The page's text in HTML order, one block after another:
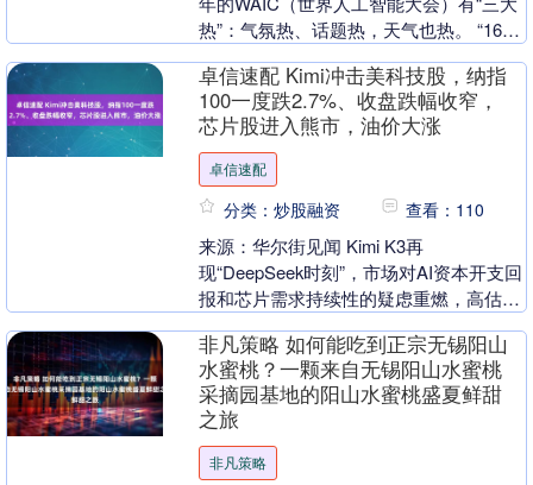
热”：气氛热、话题热，天气也热。 “168
元一张的门票早早就卖完了，899元的....
卓信速配 Kimi冲击美科技股，纳指
100一度跌2.7%、收盘跌幅收窄，
芯片股进入熊市，油价大涨
卓信速配
分类：炒股融资 查看：110
来源：华尔街见闻 Kimi K3再
现“DeepSeek时刻”，市场对AI资本开支回
报和芯片需求持续性的疑虑重燃，高估
值、交易拥挤的AI板块遭遇抛售。 同时美
国与....
非凡策略 如何能吃到正宗无锡阳山
水蜜桃？一颗来自无锡阳山水蜜桃
采摘园基地的阳山水蜜桃盛夏鲜甜
之旅
非凡策略